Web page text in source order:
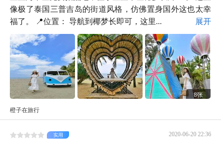
像极了泰国三普吉岛的街道风格，仿佛置身国外这也太幸
福了。 📍位置： 导航到椰梦长即可，这里...
展开
8张
橙子在旅行
2020-06-20 22:36
实用